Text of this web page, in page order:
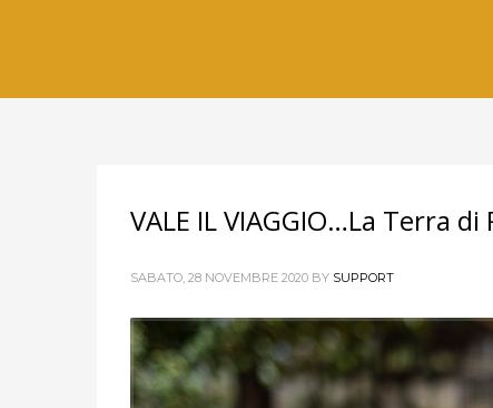
VALE IL VIAGGIO…La Terra di
SABATO, 28 NOVEMBRE 2020 BY SUPPORT